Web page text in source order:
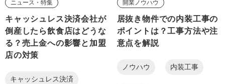
ニュース・特集
キャッシュレス決済会社が
倒産したら飲食店はどうな
る？売上金への影響と加盟
店の対策
キャッシュレス決済
開業ノウハウ
居抜き物件での内装工事の
ポイントは？工事方法や注
意点を解説
ノウハウ 内装工事